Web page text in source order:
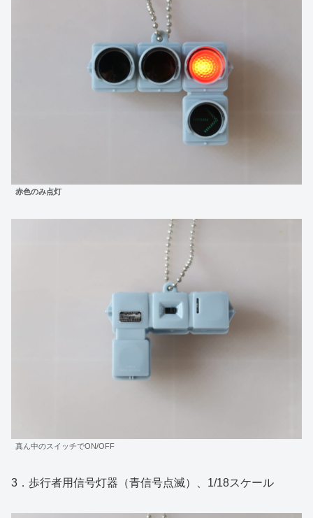
赤色のみ点灯
真ん中のスイッチでON/OFF
3．歩行者用信号灯器（青信号点滅）、1/18スケール